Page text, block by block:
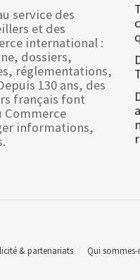
service des
et des
international :
dossiers,
réglementations,
130 ans, des
français font
Commerce
informations,
& partenariats Qui sommes-